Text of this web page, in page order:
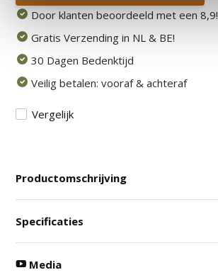
Door klanten beoordeeld met een 8,9!
Gratis Verzending in NL & BE!
30 Dagen Bedenktijd
Veilig betalen: vooraf & achteraf
Vergelijk
Productomschrijving
Specificaties
Media